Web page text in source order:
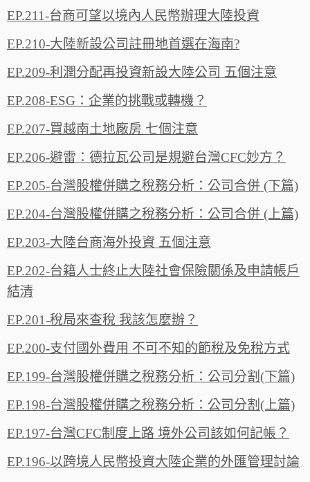
EP.211-台商可望以境內人民幣辦理大陸投資
EP.210-大陸新設公司註冊地首選在海南?
EP.209-利潤分配再投資新設大陸公司 五個注意
EP.208-ESG：企業的挑戰或轉機？
EP.207-買越南土地廠房 七個注意
EP.206-避雷：德拉瓦公司是規避台灣CFC妙方？
EP.205-台灣股權併購之稅務分析：公司合併 (下篇)
EP.204-台灣股權併購之稅務分析：公司合併 (上篇)
EP.203-大陸台商海外投資 五個注意
EP.202-台籍人士終止大陸社會保險關係及申請帳戶
結清
EP.201-稅局來查稅 我該怎麼辦？
EP.200-支付國外費用 不可不知的節稅及免稅方式
EP.199-台灣股權併購之稅務分析：公司分割(下篇)
EP.198-台灣股權併購之稅務分析：公司分割(上篇)
EP.197-台灣CFC制度上路 境外公司該如何記帳？
EP.196-以跨境人民幣投資大陸企業的外匯管理討論